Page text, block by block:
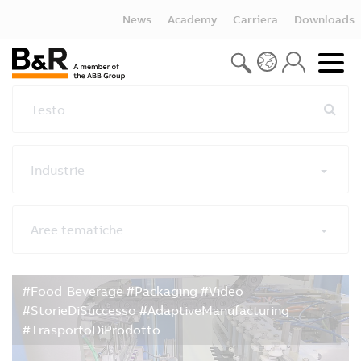
News Academy Carriera Downloads
Testo
Industrie
Aree tematiche
Reimposta tutti i filtri
#Food-Beverage #Packaging #Video
#StorieDiSuccesso #AdaptiveManufacturing
#TrasportoDiProdotto